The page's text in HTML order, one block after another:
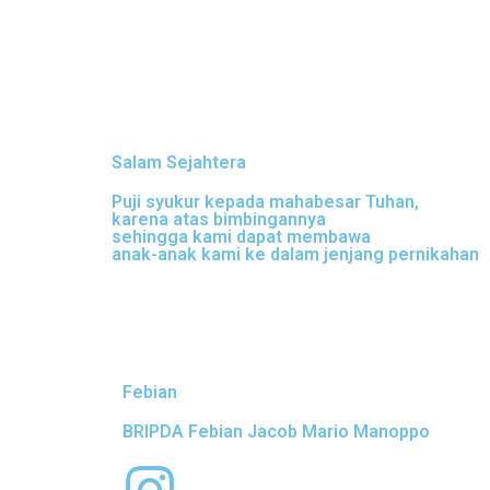
Salam Sejahtera
Puji syukur kepada mahabesar Tuhan,
karena atas bimbingannya
sehingga kami dapat membawa
anak-anak kami ke dalam jenjang pernikahan
Febian
BRIPDA Febian Jacob Mario Manoppo